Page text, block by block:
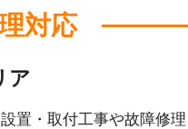
対応
ア
置・取付工事や故障修